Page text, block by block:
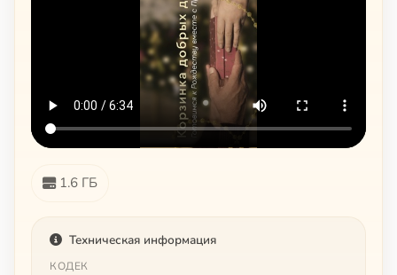
1.6 ГБ
Техническая информация
КОДЕК